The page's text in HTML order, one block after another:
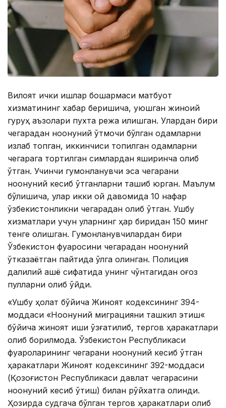
Вилоят ички ишлар бошқармаси матбуот
хизматининг хабар беришича, уюшган жиноий
гуруҳ аъзолари пухта режа қилишган. Улардан бири
чегарадан ноқонуний ўтмоқчи бўлган одамларни
излаб топган, иккинчиси топилган одамларни
чегарага тортилган симлардан яширинча олиб
ўтган. Учинчи гумонланувчи эса чегарани
ноқонуний кесиб ўтганларни ташиб юрган. Маълум
бўлишича, улар икки ой давомида 10 нафар
ўзбекистонликни чегарадан олиб ўтган. Ушбу
хизматлари учун уларнинг ҳар биридан 150 минг
тенге олишган. Гумонланувчилардан бири
Ўзбекистон фуқаросини чегарадан ноқонуний
ўтказаётган пайтида қўлга олинган. Полиция
далилий ашё сифатида унинг чўнтагидан қоғоз
пулларни олиб қўйди.
«Ушбу ҳолат бўйича Жиноят кодексининг 394-
моддаси «Ноқонуний миграцияни ташкил этиш«
бўйича жиноят иши қўзғатилиб, тергов ҳаракатлари
олиб борилмоқда. Ўзбекистон Республикаси
фуқароларининг чегарани ноқонуний кесиб ўтган
ҳаракатлари Жиноят кодексининг 392-моддаси
(Қозоғистон Республикаси давлат чегарасини
ноқонуний кесиб ўтиш) билан рўйхатга олинди.
Ҳозирда судгача бўлган тергов ҳаракатлари олиб